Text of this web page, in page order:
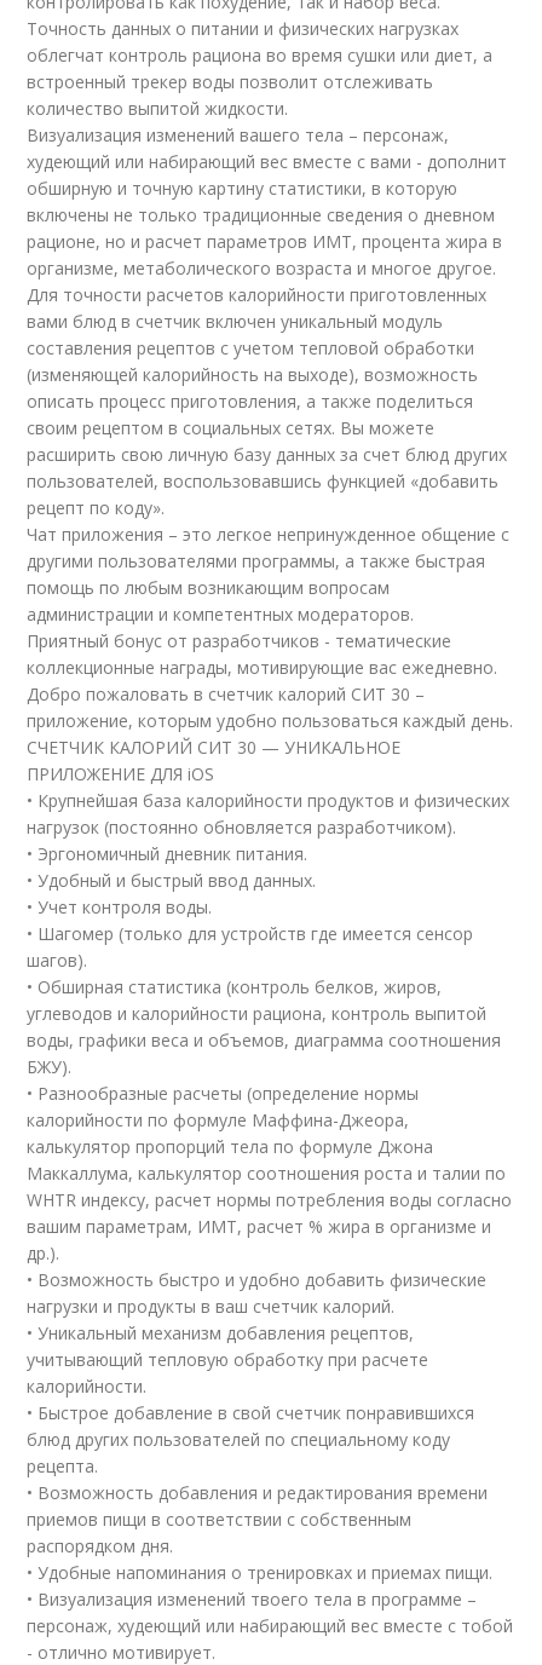
Точность данных о питании и физических нагрузках
облегчат контроль рациона во время сушки или диет, а
встроенный трекер воды позволит отслеживать
количество выпитой жидкости.
Визуализация изменений вашего тела – персонаж,
худеющий или набирающий вес вместе с вами - дополнит
обширную и точную картину статистики, в которую
включены не только традиционные сведения о дневном
рационе, но и расчет параметров ИМТ, процента жира в
организме, метаболического возраста и многое другое.
Для точности расчетов калорийности приготовленных
вами блюд в счетчик включен уникальный модуль
составления рецептов с учетом тепловой обработки
(изменяющей калорийность на выходе), возможность
описать процесс приготовления, а также поделиться
своим рецептом в социальных сетях. Вы можете
расширить свою личную базу данных за счет блюд других
пользователей, воспользовавшись функцией «добавить
рецепт по коду».
Чат приложения – это легкое непринужденное общение с
другими пользователями программы, а также быстрая
помощь по любым возникающим вопросам
администрации и компетентных модераторов.
Приятный бонус от разработчиков - тематические
коллекционные награды, мотивирующие вас ежедневно.
Добро пожаловать в счетчик калорий СИТ 30 –
приложение, которым удобно пользоваться каждый день.
СЧЕТЧИК КАЛОРИЙ СИТ 30 — УНИКАЛЬНОЕ
ПРИЛОЖЕНИЕ ДЛЯ iOS
• Крупнейшая база калорийности продуктов и физических
нагрузок (постоянно обновляется разработчиком).
• Эргономичный дневник питания.
• Удобный и быстрый ввод данных.
• Учет контроля воды.
• Шагомер (только для устройств где имеется сенсор
шагов).
• Обширная статистика (контроль белков, жиров,
углеводов и калорийности рациона, контроль выпитой
воды, графики веса и объемов, диаграмма соотношения
БЖУ).
• Разнообразные расчеты (определение нормы
калорийности по формуле Маффина-Джеора,
калькулятор пропорций тела по формуле Джона
Маккаллума, калькулятор соотношения роста и талии по
WHTR индексу, расчет нормы потребления воды согласно
вашим параметрам, ИМТ, расчет % жира в организме и
др.).
• Возможность быстро и удобно добавить физические
нагрузки и продукты в ваш счетчик калорий.
• Уникальный механизм добавления рецептов,
учитывающий тепловую обработку при расчете
калорийности.
• Быстрое добавление в свой счетчик понравившихся
блюд других пользователей по специальному коду
рецепта.
• Возможность добавления и редактирования времени
приемов пищи в соответствии с собственным
распорядком дня.
• Удобные напоминания о тренировках и приемах пищи.
• Визуализация изменений твоего тела в программе –
персонаж, худеющий или набирающий вес вместе с тобой
- отлично мотивирует.